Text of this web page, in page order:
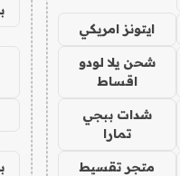
ايتونز امريكي
شحن يلا لودو
اقساط
شدات ببجي
تمارا
متجر تقسيط